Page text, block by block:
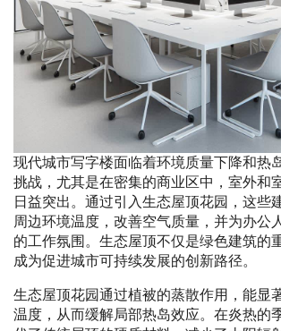
现代城市写字楼面临着环境质量下降和热
挑战，尤其是在密集的商业区中，室外和
日益突出。通过引入生态屋顶花园，这些
周边环境温度，改善空气质量，并为办公
的工作氛围。生态屋顶不仅是绿色建筑的
成为促进城市可持续发展的创新路径。
生态屋顶花园通过植被的蒸散作用，能显
温度，从而缓解局部热岛效应。在炎热的